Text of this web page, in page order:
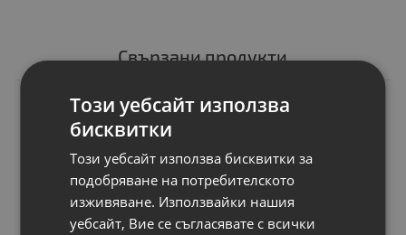
Свързани продукти
N
Мишка HP 435
Wireless Mouse
Този уебсайт използва
бисквитки
Този уебсайт използва бисквитки за
подобряване на потребителското
изживяване. Използвайки нашия
уебсайт, Вие се съгласявате с всички